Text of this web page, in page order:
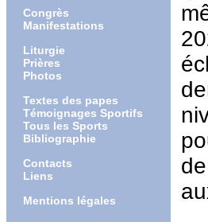
Congrès
Manifestations
Liturgie
Prières
Photos
Textes des papes
Témoignages Sportifs
Tous les Sports
Bibliographie
Contacts
Liens
Mentions légales